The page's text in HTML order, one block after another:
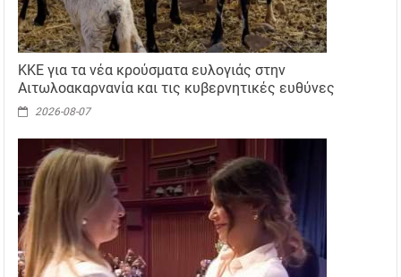
ΚΚΕ για τα νέα κρούσματα ευλογιάς στην
Αιτωλοακαρνανία και τις κυβερνητικές ευθύνες
2026-08-07